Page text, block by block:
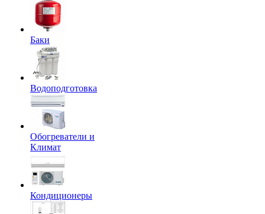
Баки
Водоподготовка
Обогреватели и
Климат
Кондиционеры